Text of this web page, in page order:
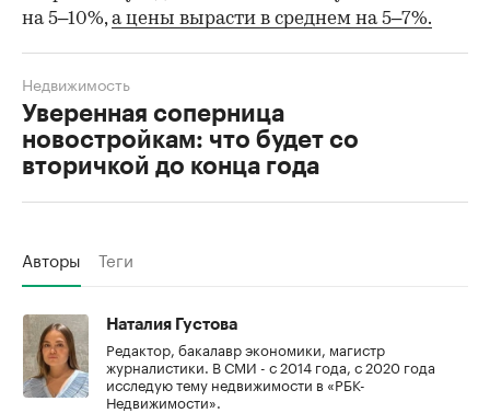
на 5–10%,а цены вырасти в среднем на 5–7%.
Уверенная соперница
новостройкам: что будет со
вторичкой до конца года
Недвижимость
Авторы Теги
Наталия Густова
Редактор, бакалавр экономики, магистр
журналистики. В СМИ - с 2014 года, с 2020 года
исследую тему недвижимости в «РБК-
Недвижимости».